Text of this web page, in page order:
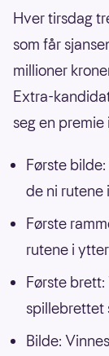
Hver tirsdag
som får
millioner
Extra-
seg en premie
Første
de ni rutene
Første
rutene i
Første
spillebrettet
Bilde: